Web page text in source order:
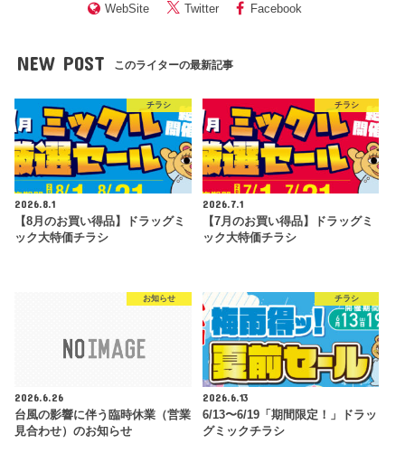
WebSite Twitter Facebook
NEW POST このライターの最新記事
チラシ
2026.8.1
【8月のお買い得品】ドラッグミ
ック大特価チラシ
チラシ
2026.7.1
【7月のお買い得品】ドラッグミ
ック大特価チラシ
お知らせ
2026.6.26
台風の影響に伴う臨時休業（営業
見合わせ）のお知らせ
チラシ
2026.6.13
6/13〜6/19「期間限定！」ドラッ
グミックチラシ